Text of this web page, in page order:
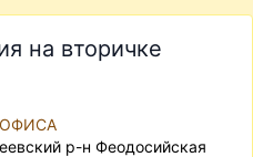
на вторичке
р-н Феодосийская